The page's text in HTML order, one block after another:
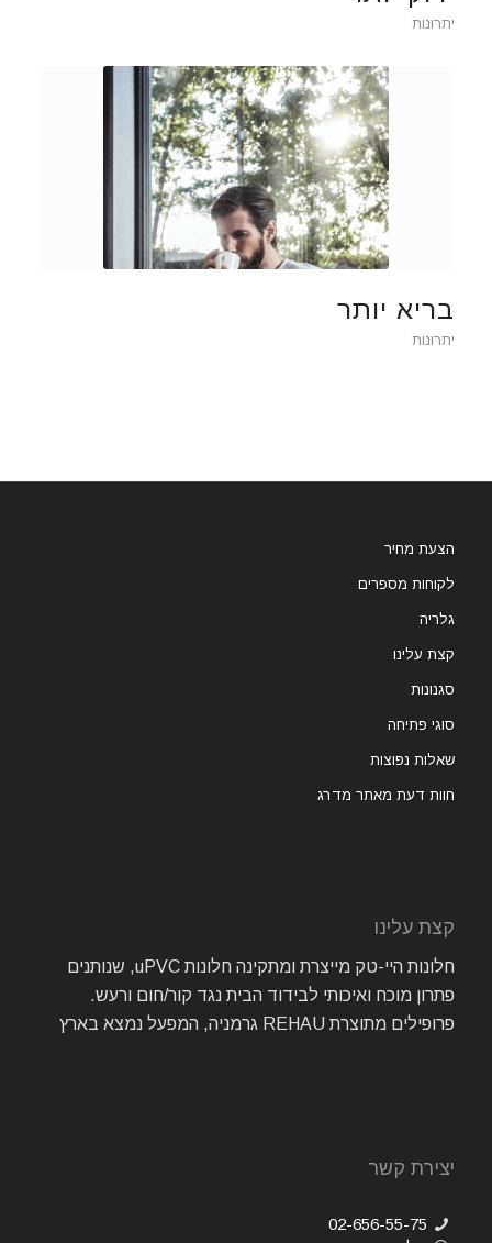
יתרונות
בריא יותר
יתרונות
הצעת מחיר
לקוחות מספרים
גלריה
קצת עלינו
סגנונות
סוגי פתיחה
שאלות נפוצות
חוות דעת מאתר מדרג
קצת עלינו
חלונות היי-טק מייצרת ומתקינה חלונות uPVC, שנותנים
פתרון מוכח ואיכותי לבידוד הבית נגד קור/חום ורעש.
פרופילים מתוצרת REHAU גרמניה, המפעל נמצא בארץ
יצירת קשר
02-656-55-75